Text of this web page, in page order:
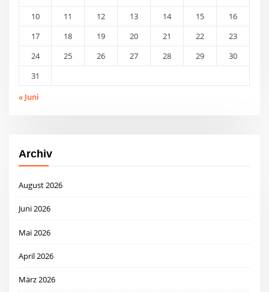
10
11 12 13 14 15
16
17
18 19 20 21 22
23
24
25 26 27 28 29
30
31
« Juni
Archiv
August 2026
Juni 2026
Mai 2026
April 2026
März 2026